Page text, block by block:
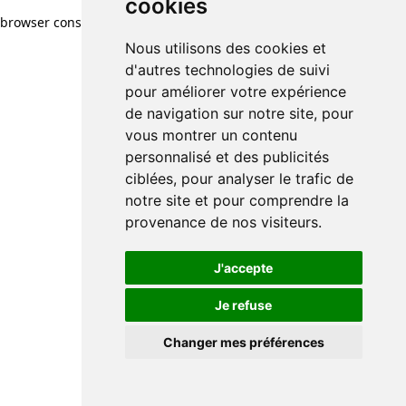
cookies
Nous utilisons des cookies et
d'autres technologies de suivi
pour améliorer votre expérience
de navigation sur notre site, pour
vous montrer un contenu
personnalisé et des publicités
ciblées, pour analyser le trafic de
notre site et pour comprendre la
provenance de nos visiteurs.
J'accepte
Je refuse
Changer mes préférences
browser console for more information)